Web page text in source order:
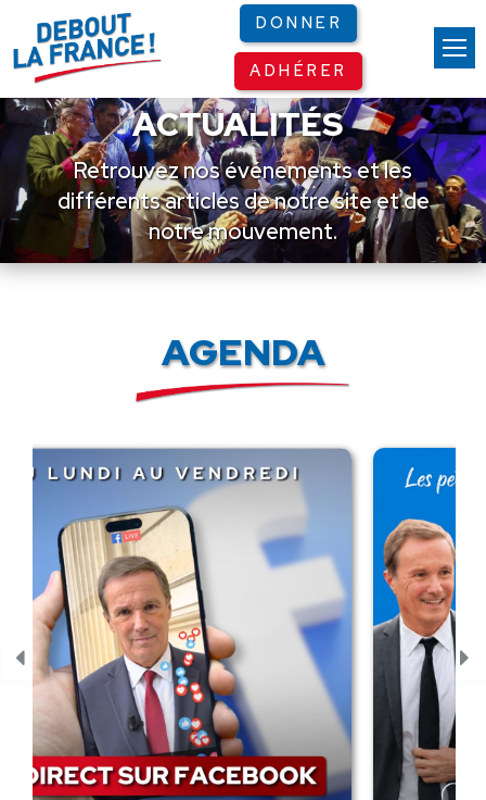
DONNER
ADHÉRER
ACTUALITÉS
Retrouvez nos événements et les
différents articles de notre site et de
notre mouvement.
AGENDA
Panneau de gestion des cookies